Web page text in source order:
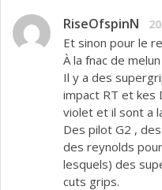
RiseOfspinN
Et sinon pour le
À la fnac de
Il y a des
impact RT et kes
violet et il sont a
Des pilot G2 ,
des reynolds
lesquels) des
cuts grips.